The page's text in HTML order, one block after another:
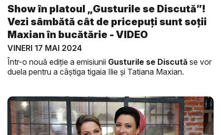
Show în platoul „Gusturile se Discută”!
Vezi sâmbătă cât de pricepuți sunt soții
Maxian în bucătărie - VIDEO
VINERI 17 MAI 2024
Într-o nouă ediție a emisiunii Gusturile se Discută se vor
duela pentru a câștiga tigaia Ilie și Tatiana Maxian.